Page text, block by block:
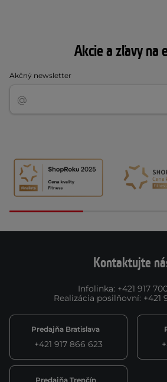
Akcie a zľavy na
Akčný newsletter
Kontaktujte
Infolinka: +421 917
Realizácia posilňovní: +421
Predajňa Bratislava
+421 917 866 623
Predajňa Trenčín